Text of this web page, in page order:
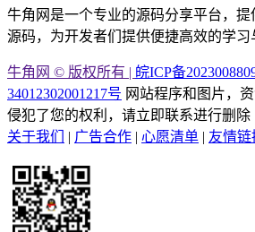
牛角网是一个专业的源码分享平台，提
源码，为开发者们提供便捷高效的学习
牛角网 © 版权所有 | 皖ICP备
34012302001217号 网站程序和图片，
侵犯了您的权利，请立即联系进行删除
关于我们
| 广告合作 | 心愿清单 | 友情链